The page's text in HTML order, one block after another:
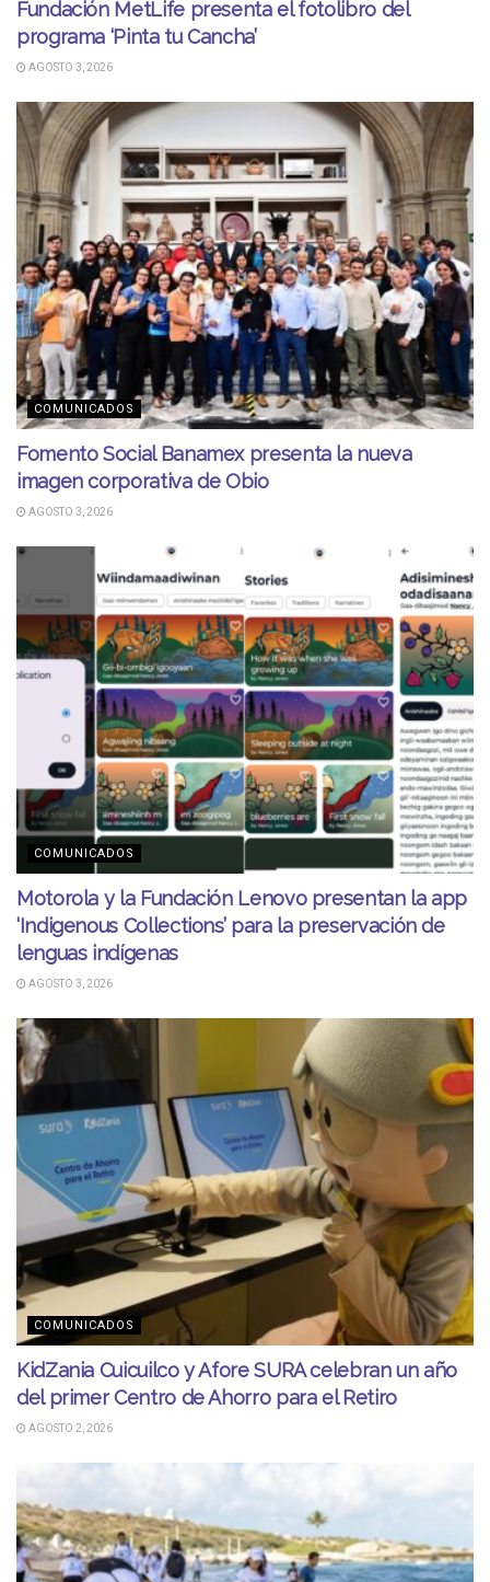
Fundación MetLife presenta el fotolibro del
programa ‘Pinta tu Cancha’
AGOSTO 3, 2026
COMUNICADOS
Fomento Social Banamex presenta la nueva
imagen corporativa de Obio
AGOSTO 3, 2026
COMUNICADOS
Motorola y la Fundación Lenovo presentan la app
‘Indigenous Collections’ para la preservación de
lenguas indígenas
AGOSTO 3, 2026
COMUNICADOS
KidZania Cuicuilco y Afore SURA celebran un año
del primer Centro de Ahorro para el Retiro
AGOSTO 2, 2026